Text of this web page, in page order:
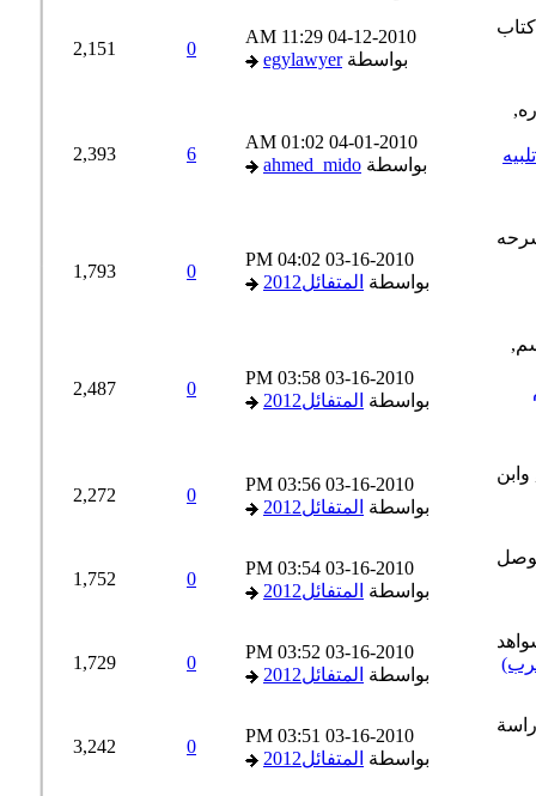
04-12-2010
11:29 AM
بواسطةegylawyer
2,151
04-01-2010
01:02 AM
بواسطةahmed_mido
2,393
03-16-2010
04:02 PM
بواسطةالمتفائل2012
1,793
03-16-2010
03:58 PM
بواسطةالمتفائل2012
2,487
03-16-2010
03:56 PM
بواسطةالمتفائل2012
2,272
03-16-2010
03:54 PM
بواسطةالمتفائل2012
1,752
03-16-2010
03:52 PM
بواسطةالمتفائل2012
1,729
03-16-2010
03:51 PM
بواسطةالمتفائل2012
3,242